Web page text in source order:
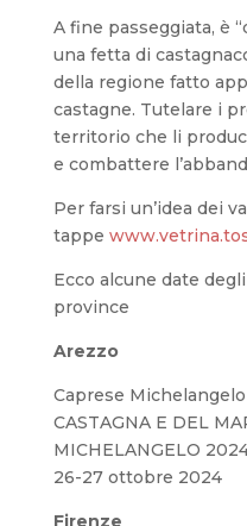
A fine passeggiata, è
una fetta di
della regione fatto
castagne. Tutelare i
territorio che li
e combattere
Per farsi un’idea dei
tappe
Ecco alcune date
province
Arezzo
Caprese Michelangelo
CASTAGNA E DEL
MICHELANGELO
26-27 ottobre 2024
Firenze